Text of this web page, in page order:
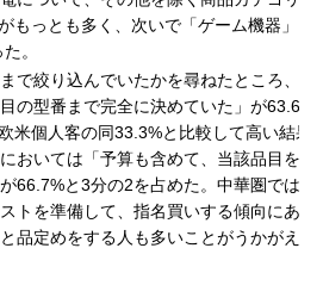
もっとも多く、次いで「ゲーム機器」
。
で絞り込んでいたかを尋ねたところ、中
の型番まで完全に決めていた」が63.6%
米個人客の同33.3%と比較して高い結果
おいては「予算も含めて、当該品目を買
66.7%と3分の2を占めた。中華圏では事
トを準備して、指名買いする傾向にある
品定めをする人も多いことがうかがえ